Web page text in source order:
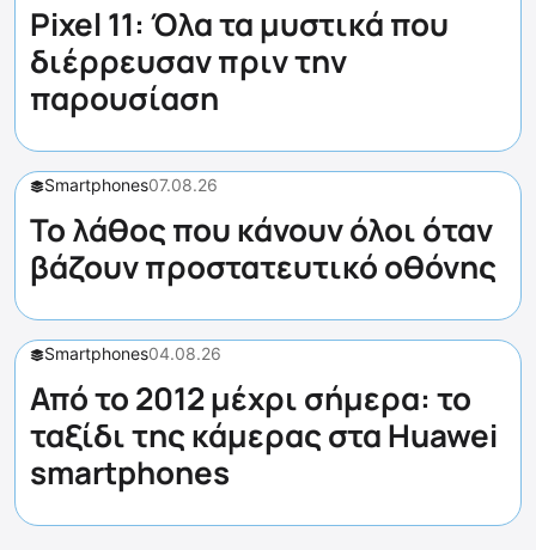
Pixel 11: Όλα τα μυστικά που
διέρρευσαν πριν την
παρουσίαση
Smartphones07.08.26
Το λάθος που κάνουν όλοι όταν
βάζουν προστατευτικό οθόνης
Smartphones04.08.26
Από το 2012 μέχρι σήμερα: το
ταξίδι της κάμερας στα Huawei
smartphones